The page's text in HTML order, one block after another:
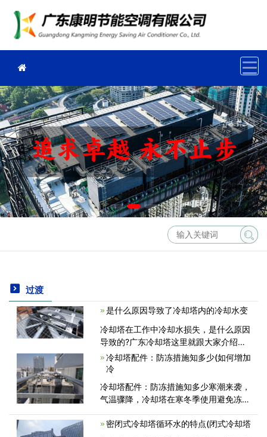
过渡
是什么原因导致了冷却塔内的冷却水变
冷却塔在工作中冷却水损失，是什么原因
导致的?广东冷却塔这里就跟大家介绍一
下，冷却水损失的原因。 原因1：蒸发损
失。冷却塔的工作原理就是靠蒸发热气来
冷却塔配件：防冻措施知多少(如何增加
冷
冷却塔配件：防冻措施知多少寒潮来袭，
气温骤降，冷却塔在寒冬季使用避免冻
请注意：电机的电流会增加,防止水盆内
密闭式冷却塔循环水的特点(闭式冷却塔